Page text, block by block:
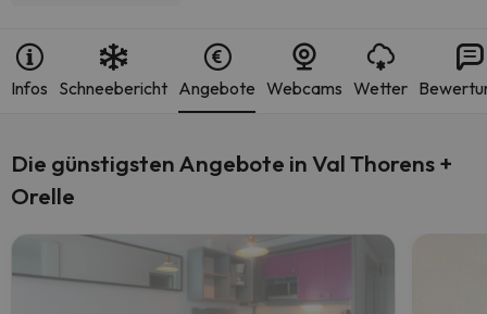
Infos Schneebericht Angebote Webcams Wetter
Die günstigsten Angebote in Val Thorens +
Orelle